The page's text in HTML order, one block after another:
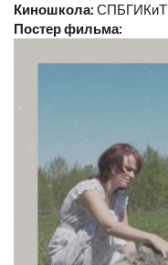
Киношкола: СПБГИКиТ
Постер фильма: